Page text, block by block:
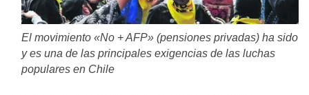
El movimiento «No + AFP» (pensiones privadas) ha sido
y es una de las principales exigencias de las luchas
populares en Chile